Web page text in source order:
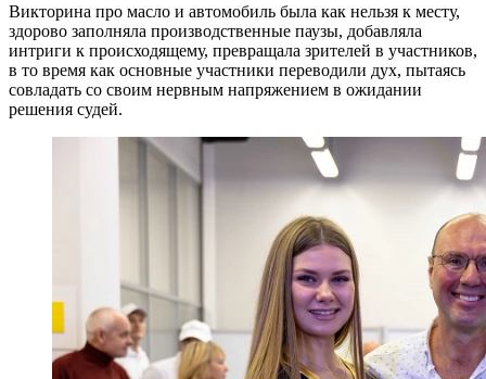
Викторина про масло и автомобиль была как нельзя к месту,
здорово заполняла производственные паузы, добавляла
интриги к происходящему, превращала зрителей в участников,
в то время как основные участники переводили дух, пытаясь
совладать со своим нервным напряжением в ожидании
решения судей.